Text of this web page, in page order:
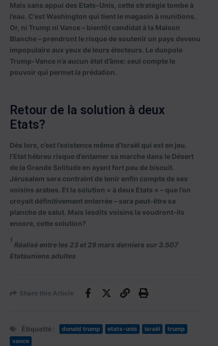
Mais sans appui des Etats-Unis, cette stratégie tombe à
l’eau. C’est Washington qui tient le magasin à munitions.
Or, ni Trump ni Vance – bientôt candidat à la Maison
Blanche – prendront le risque de soutenir un pays devenu
impopulaire aux yeux de leurs électeurs. Le duopole
Trump-Vance n’a aucun état d’âme: seul compte le
pouvoir qui permet la prédation.
Retour de la solution à deux
Etats?
Dès lors, c’est l’existence même d’Israël qui est en jeu.
l’Etat hébreu risque d’entamer sa marche dans le Désert
de la Grande Solitude en ayant fort peu de biscuit.
Jérusalem sera contraint de tenir enfin compte de ses
voisins arabes. Et la solution « à deux Etats » – que l’on
croyait définitivement enterrée – sera peut-être sa
planche de salut. Mais lesdits voisins la voudront-ils
encore, cette solution?
1
Réalisé entre les 23 et 29 mars derniers sur 3.507
Etatsuniens adultes
Share this Article
Étiquetté : donald trump etats-unis israël
trump
vance